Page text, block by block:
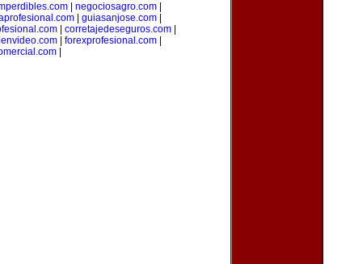
negociosagro.com
guiasanjose.com
corretajedeseguros.com
forexprofesional.com